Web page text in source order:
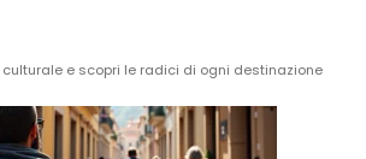
e scopri le radici di ogni destinazione